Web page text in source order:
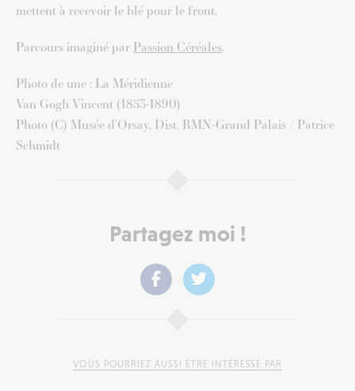
mettent à recevoir le blé pour le front.
Parcours imaginé par Passion Céréales.
Photo de une : La Méridienne
Van Gogh Vincent (1853-1890)
Photo (C) Musée d’Orsay, Dist. RMN-Grand Palais / Patrice
Schmidt
Partagez moi !
VOUS POURRIEZ AUSSI ÊTRE INTÉRESSÉ PAR